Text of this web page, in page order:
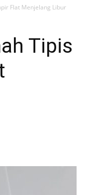
Flat Menjelang Libur
Tipis